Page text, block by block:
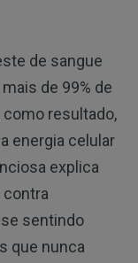
de sangue
de 99% de
resultado,
energia celular
explica
sentindo
que nunca